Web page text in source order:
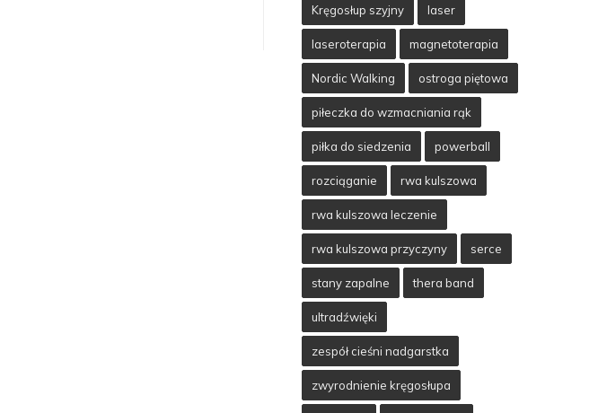
Kręgosłup szyjny laser
laseroterapia magnetoterapia
Nordic Walking ostroga piętowa
piłeczka do wzmacniania rąk
piłka do siedzenia powerball
rozciąganie rwa kulszowa
rwa kulszowa leczenie
rwa kulszowa przyczyny serce
stany zapalne thera band
ultradźwięki
zespół cieśni nadgarstka
zwyrodnienie kręgosłupa